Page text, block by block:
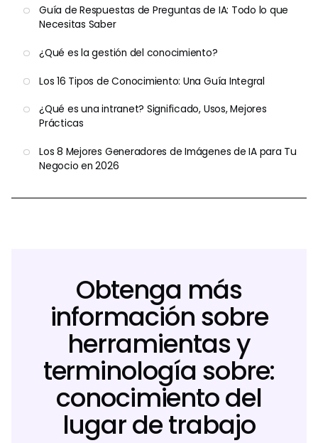
Guía de Respuestas de Preguntas de IA: Todo lo que
Necesitas Saber
¿Qué es la gestión del conocimiento?
Los 16 Tipos de Conocimiento: Una Guía Integral
¿Qué es una intranet? Significado, Usos, Mejores
Prácticas
Los 8 Mejores Generadores de Imágenes de IA para Tu
Negocio en 2026
Obtenga más
información sobre
herramientas y
terminología sobre:
conocimiento del
lugar de trabajo